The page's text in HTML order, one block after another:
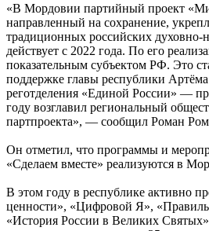
«В Мордовии партийный проект
направленный на сохранение,
традиционных российских духовно-
действует с 2022 года. По его
показательным субъектом РФ. Это
поддержке главы республики Артёма
реготделения «Единой России» —
году возглавил региональный
партпроекта», — сообщил Роман
Он отметил, что программы и
«Сделаем вместе» реализуются в
В этом году в республике активно
ценности», «Цифровой Я»,
«История России в Великих